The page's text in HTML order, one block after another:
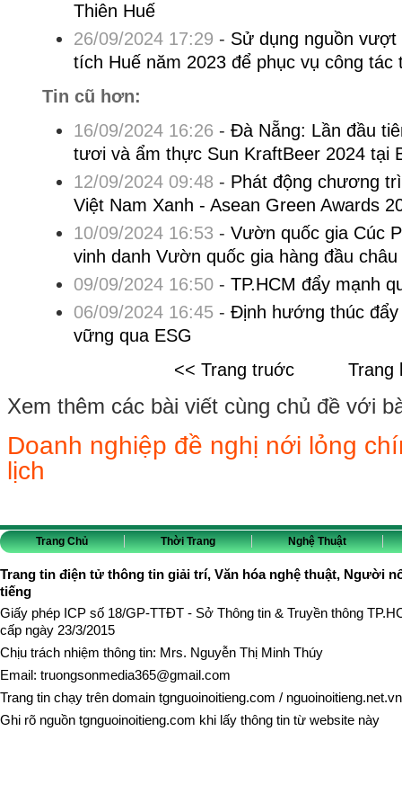
Thiên Huế
26/09/2024 17:29 - Sử dụng nguồn
tích Huế năm 2023 để phục vụ công tác
Tin cũ hơn:
16/09/2024 16:26 - Đà Nẵng: Lần đầu
tươi và ẩm thực Sun KraftBeer 2024 tại
12/09/2024 09:48 - Phát động chương
Việt Nam Xanh - Asean Green Awards
10/09/2024 16:53 - Vườn quốc gia Cúc
vinh danh Vườn quốc gia hàng đầu châu
09/09/2024 16:50- TP.HCM đẩy mạnh
06/09/2024 16:45- Định hướng thúc
vững qua ESG
<< Trang truớc
Trang
Xem thêm các bài viết cùng chủ đề với
Doanh nghiệp đề nghị nới lỏng
lịch
Trang Chủ Thời Trang Nghệ Thuật
Trang tin điện tử thông tin giải trí, Văn hóa nghệ thuật, Người
tiếng
Giấy phép ICP số 18/GP-TTĐT - Sở Thông tin & Truyền thông
cấp ngày 23/3/2015
Chịu trách nhiệm thông tin: Mrs. Nguyễn Thị Minh Thúy
Email: truongsonmedia365@gmail.com
Trang tin chạy trên domain tgnguoinoitieng.com / nguoinoitieng.net.vn
Ghi rõ nguồn tgnguoinoitieng.com khi lấy thông tin từ website này